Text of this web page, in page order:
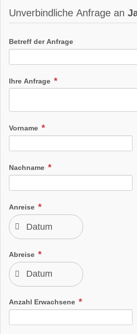
Unverbindliche Anfrage an
Betreff der Anfrage
Ihre Anfrage
Vorname
Nachname
Anreise
Abreise
Anzahl Erwachsene